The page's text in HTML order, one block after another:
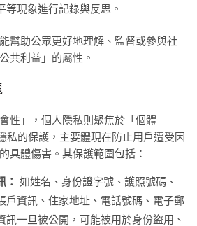
等現象進行記錄與反思。
幫助公眾更好地理解、監督或參與社
共利益」的屬性。
性」，個人隱私則聚焦於「個體
私的保護，主要體現在防止用戶遭受因
具體傷害。其保護範圍包括：
： 如姓名、身份證字號、護照號碼、
戶資訊、住家地址、電話號碼、電子郵
訊一旦被公開，可能被用於身份盜用、